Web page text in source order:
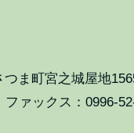
つま町宮之城屋地
ァックス：0996-